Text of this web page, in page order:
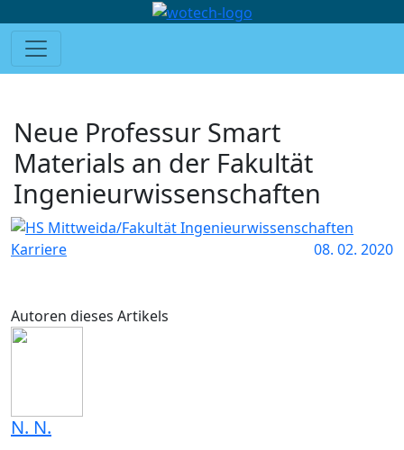
Neue Professur Smart
Materials an der Fakultät
Ingenieurwissenschaften
Karriere 08. 02. 2020
Autoren dieses Artikels
N. N.